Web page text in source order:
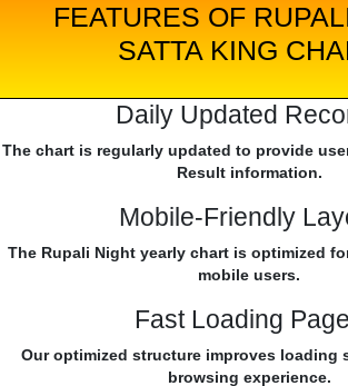
FEATURES OF
SATTA KING
Daily Updated
The chart is regularly updated to provide
Result information.
Mobile-Friendly
The Rupali Night yearly chart is optimized
mobile users.
Fast Loading
Our optimized structure improves loading
browsing experience.